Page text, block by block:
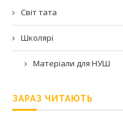
Світ тата
Школярі
Матеріали для НУШ
ЗАРАЗ ЧИТАЮТЬ